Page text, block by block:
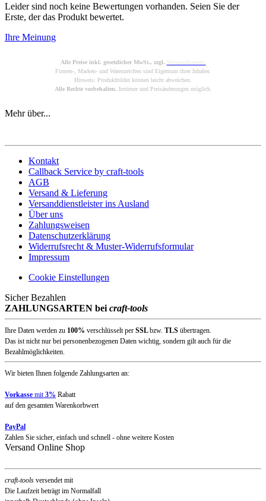
Leider sind noch keine Bewertungen vorhanden. Seien Sie der
Erste, der das Produkt bewertet.
Ihre Meinung
Alle Preise inkl. gesetzlicher MwSt., zzgl. Versandkosten.
Firmen-, Marken- und Warenzeichen sind Eigentum ihrer Inhaber.
Hinweis: Produktbilder können leicht abweichen.
Alle Rechte vorbehalten. Irrtümer und Preisänderungen möglich.
Mehr über...
Kontakt
Callback Service by craft-tools
AGB
Versand & Lieferung
Versanddienstleister ins Ausland
Über uns
Zahlungsweisen
Datenschutzerklärung
Widerrufsrecht & Muster-Widerrufsformular
Impressum
Cookie Einstellungen
Sicher Bezahlen
ZAHLUNGSARTEN bei craft-tools
Ihre Daten werden zu 100% verschlüsselt per SSLbzw. TLS übertragen.
Das ist nicht nur bei personenbezogenen Daten wichtig, sondern gilt auch für die
Bezahlmöglichkeiten.
Wir bieten Ihnen folgende Zahlungsarten an:
Vorkasse mit3% Rabatt
auf den gesamten Warenkorbwert
PayPal
Zahlen Sie sicher, einfach und schnell - ohne weitere Kosten
Versand Online Shop
craft-tools versendet mit
Die Laufzeit beträgt im Normalfall